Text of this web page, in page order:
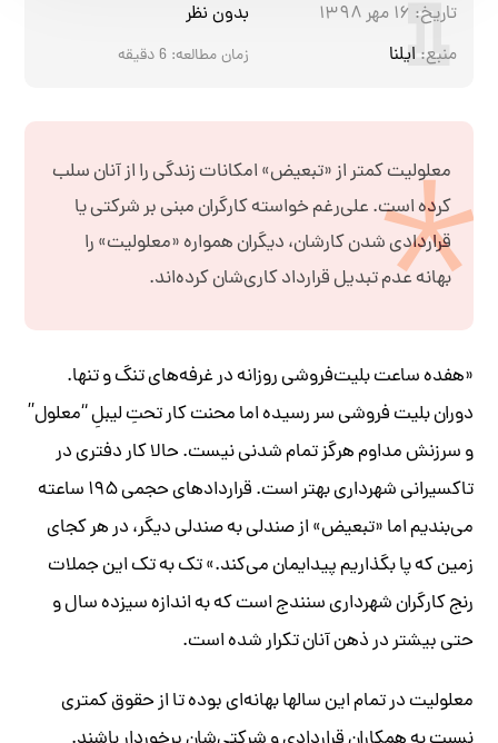
تاریخ: ۱۶ مهر ۱۳۹۸
بدون نظر
منبع: ایلنا زمان مطالعه: 6دقیقه
معلولیت کمتر از «تبعیض» امکانات زندگی را از آنان سلب
کرده است. علی‌رغم خواسته کارگران مبنی بر شرکتی یا
قراردادی شدن کارشان، دیگران همواره «معلولیت» را
بهانه‌ عدم تبدیل قرارداد کاری‌شان کرده‌اند.
«هفده ساعت بلیت‌فروشی روزانه در غرفه‌های تنگ و تنها.
دوران بلیت فروشی سر رسیده اما محنت کار تحتِ لیبلِ “معلول”
و سرزنش مداوم هرگز تمام شدنی نیست. حالا کار دفتری در
تاکسیرانی شهرداری بهتر است. قراردادهای حجمی ۱۹۵ ساعته
می‌بندیم اما «تبعیض» از صندلی به صندلی دیگر، در هر کجای
زمین که پا بگذاریم پیدایمان می‌کند.» تک به تک این جملات
رنج کارگران شهرداری سنندج است که به اندازه سیزده سال و
حتی بیشتر در ذهن آنان تکرار شده است.
معلولیت در تمام این سالها بهانه‌ای بوده تا از حقوق کمتری